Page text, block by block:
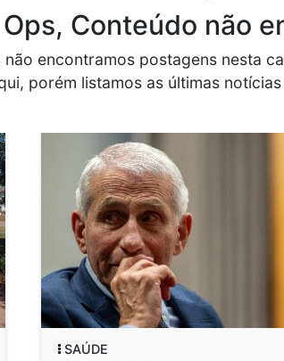
Ops, Conteúdo não
não encontramos postagens nesta
porém listamos as últimas
SAÚDE